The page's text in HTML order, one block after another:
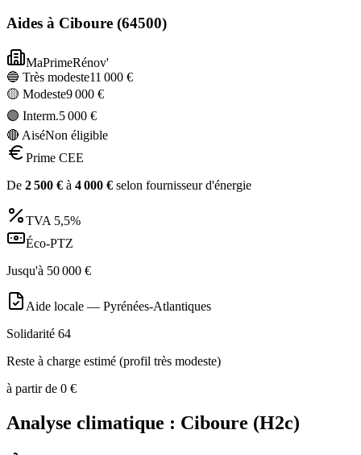
Aides à Ciboure (64500)
MaPrimeRénov'
🔵 Très modeste11 000 €
🟡 Modeste9 000 €
🟣 Interm.5 000 €
🔴 AiséNon éligible
Prime CEE
De 2 500 € à 4 000 € selon fournisseur d'énergie
TVA 5,5%
Éco-PTZ
Jusqu'à 50 000 €
Aide locale — Pyrénées-Atlantiques
Solidarité 64
Reste à charge estimé (profil très modeste)
à partir de 0 €
Analyse climatique : Ciboure (H2c)